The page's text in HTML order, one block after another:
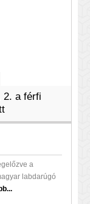
2. a férfi
a
labdarúgó